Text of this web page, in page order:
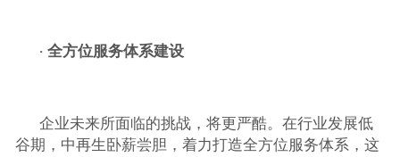
· 全方位服务体系建设
企业未来所面临的挑战，将更严酷。在行业发展低
谷期，中再生卧薪尝胆，着力打造全方位服务体系，这